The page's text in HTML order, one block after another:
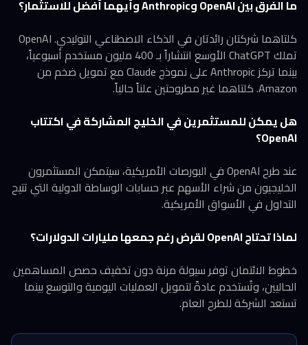
ما الفرق بين OpenAI وAnthropic وأيهما أفضل للاستثمار؟
كلتاهما شركتان رائدتان في الذكاء الاصطناعي التوليدي. OpenAI
تملك ChatGPT الأوسع انتشاراً بـ 400 مليون مستخدم أسبوعياً،
بينما تركز Anthropic على نموذج Claude مع تمويل ضخم من
Amazon. كلتاهما غير مطروحتين علناً حالياً.
هل يمكن للمستثمرين في الخليج المشاركة في اكتتاب
OpenAI؟
عند طرح OpenAI في البورصات الأمريكية، سيتمكن المستثمرون
الخليجيون من شراء الأسهم عبر حسابات الوساطة الدولية التي تتيح
التداول في الأسواق الأمريكية.
لماذا تحتاج OpenAI لقرض رغم جمعها مليارات الدولارات؟
خطوط الائتمان توفر سيولة مرنة دون تخفيف حصص المساهمين
الحاليين، وتُستخدم عادةً لتمويل العمليات اليومية والتوسع بينما
تستعد الشركة للطرح العام.